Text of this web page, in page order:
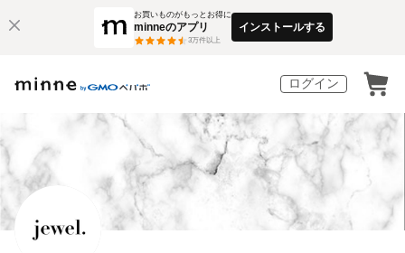
お買いものがもっとお得に
minneのアプリ
3万件以上
インストールする
ログイン